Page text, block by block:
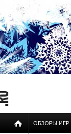
ОБЗОРЫ ИГР